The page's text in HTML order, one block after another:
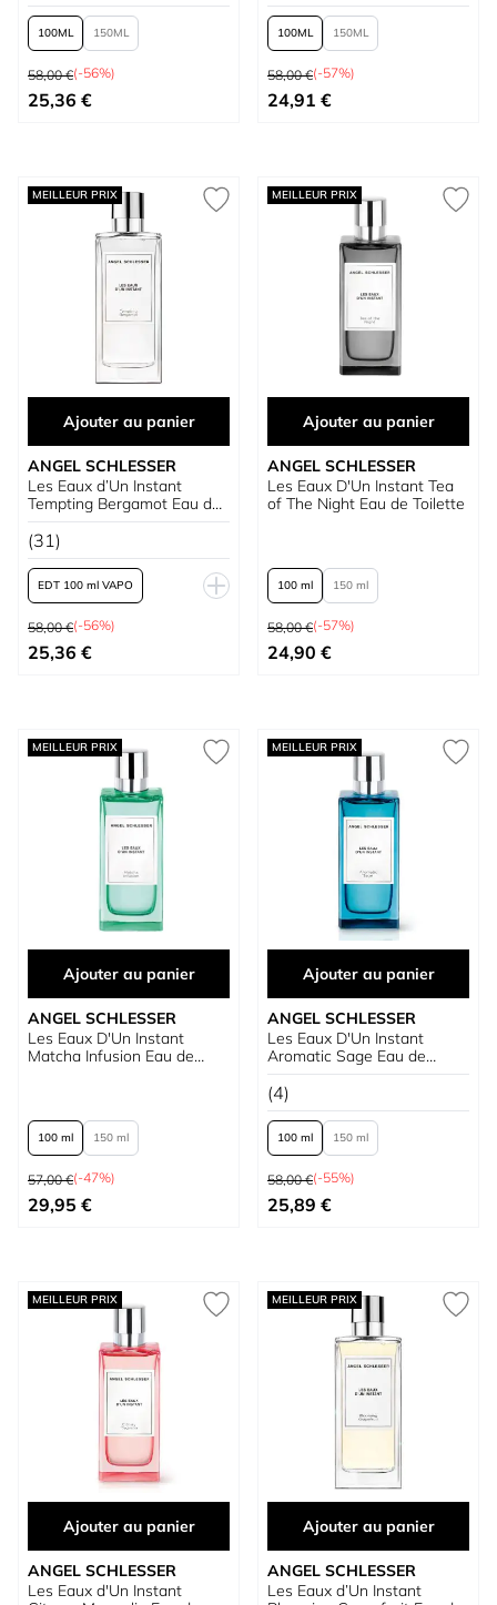
100 150
Prix normal
58,00 €(-56%)
À partir de
25,36 €
100 150
Prix normal
58,00 €(-57%)
À partir de
24,91 €
MEILLEUR PRIX
Ajouter au panier
ANGEL SCHLESSER
Les Eaux d’Un Instant
Tempting Bergamot Eau de
Toilette
(31)
EDT 100 ml VAPO
EDT 150 ml VAPO
Prix normal
58,00 €(-56%)
À partir de
25,36 €
MEILLEUR PRIX
Ajouter au panier
ANGEL SCHLESSER
Les Eaux D'Un Instant Tea
of The Night Eau de Toilette
100 ml 150 ml
Prix normal
58,00 €(-57%)
À partir de
24,90 €
MEILLEUR PRIX
Ajouter au panier
ANGEL SCHLESSER
Les Eaux D'Un Instant
Matcha Infusion Eau de
100 ml 150 ml
Prix normal
57,00 €(-47%)
À partir de
29,95 €
MEILLEUR PRIX
Ajouter au panier
ANGEL SCHLESSER
Les Eaux D'Un Instant
Aromatic Sage Eau de
Toilette
(4)
100 ml 150 ml
Prix normal
58,00 €(-55%)
À partir de
25,89 €
MEILLEUR PRIX
Ajouter au panier
ANGEL SCHLESSER
Les Eaux d'Un Instant
MEILLEUR PRIX
Ajouter au panier
ANGEL SCHLESSER
Les Eaux d’Un Instant